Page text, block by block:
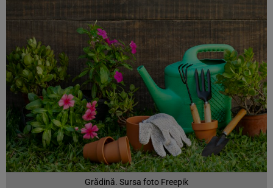
Grădină. Sursa foto Freepik